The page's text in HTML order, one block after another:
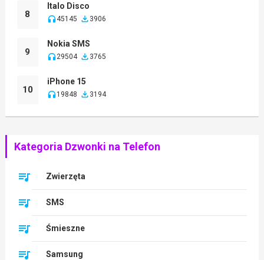
8
Italo Disco
45145 3906
9
Nokia SMS
29504 3765
10
iPhone 15
19848 3194
Kategoria Dzwonki na Telefon
Zwierzęta
SMS
Śmieszne
Samsung